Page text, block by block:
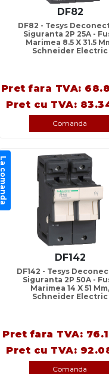
DF82
DF82 - Tesys
Siguranta 2P 25A -
Marimea 8.5 X 31.5
Schneider Electric
Pret fara TVA:
Pret cu TVA:
Comanda
La comanda
DF142
DF142 - Tesys
Siguranta 2P 50A -
Marimea 14 X 51 Mm,
Schneider Electric
Pret fara TVA:
Pret cu TVA:
Comanda